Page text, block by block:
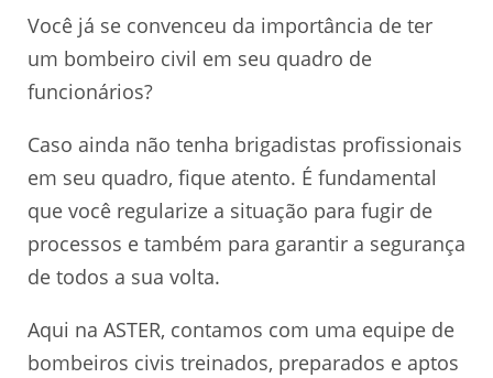
Você já se convenceu da importância de ter
um bombeiro civil em seu quadro de
funcionários?
Caso ainda não tenha brigadistas profissionais
em seu quadro, fique atento. É fundamental
que você regularize a situação para fugir de
processos e também para garantir a segurança
de todos a sua volta.
Aqui na ASTER, contamos com uma equipe de
bombeiros civis treinados, preparados e aptos